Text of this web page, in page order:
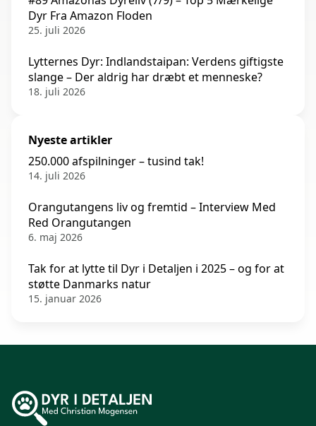
Dyr Fra Amazon Floden
25. juli 2026
Lytternes Dyr: Indlandstaipan: Verdens giftigste
slange – Der aldrig har dræbt et menneske?
18. juli 2026
Nyeste artikler
250.000 afspilninger – tusind tak!
14. juli 2026
Orangutangens liv og fremtid – Interview Med
Red Orangutangen
6. maj 2026
Tak for at lytte til Dyr i Detaljen i 2025 – og for at
støtte Danmarks natur
15. januar 2026